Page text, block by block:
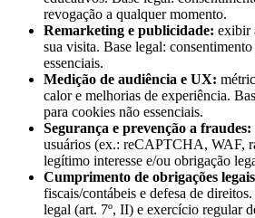
revogação a qualquer momento.
Remarketing e publicidade: exibir
sua visita. Base legal:
essenciais.
Medição de audiência e UX:
calor e melhorias de experiência.
para cookies não essenciais.
Segurança e prevenção a fraudes:
usuários (ex.: reCAPTCHA, WAF,
legítimo interesse e/ou obrigação
Cumprimento de obrigações
fiscais/contábeis e defesa de
legal (art. 7º, II) e exercício regular